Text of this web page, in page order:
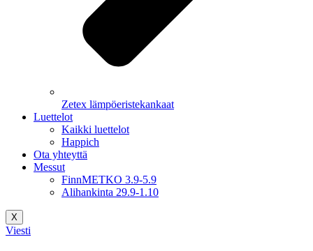
Zetex lämpöeristekankaat
Luettelot
Kaikki luettelot
Happich
Ota yhteyttä
Messut
FinnMETKO 3.9-5.9
Alihankinta 29.9-1.10
X
Viesti